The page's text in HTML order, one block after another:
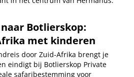
naar Botlierskop:
met kinderen
door Zuid-Afrika brengt je
eindigt bij Botlierskop Private
safaribestemming voor